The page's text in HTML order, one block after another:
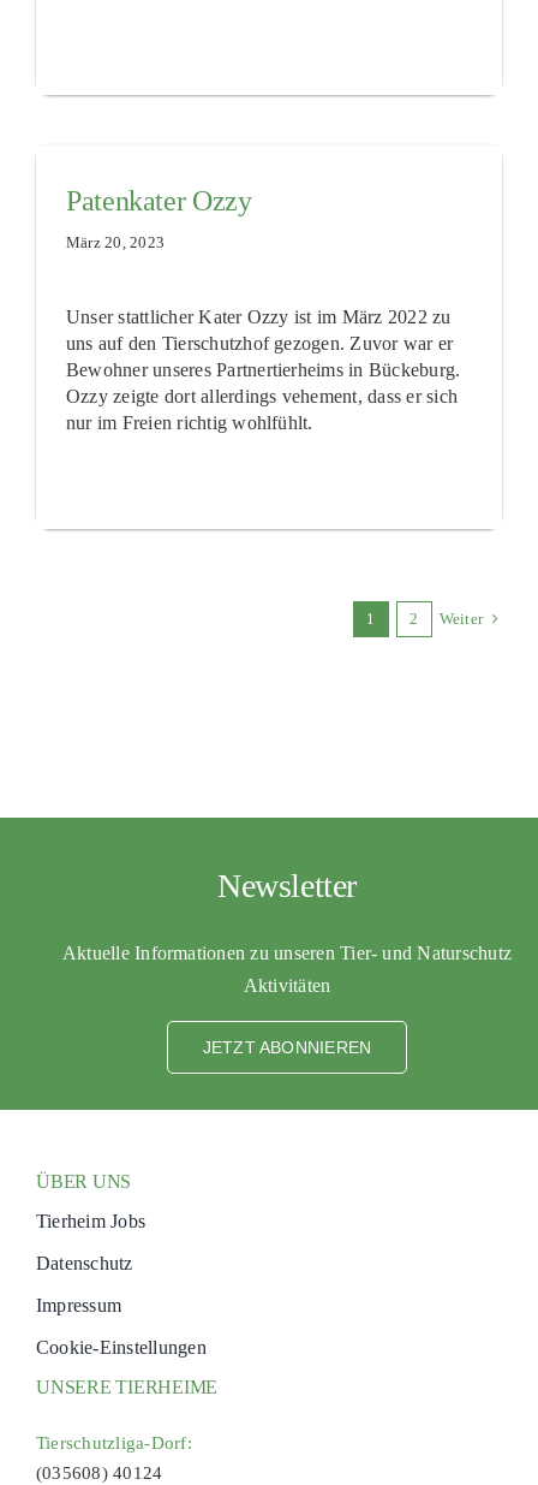
Patenkater Ozzy
März 20, 2023
Unser stattlicher Kater Ozzy ist im März 2022 zu
uns auf den Tierschutzhof gezogen. Zuvor war er
Bewohner unseres Partnertierheims in Bückeburg.
Ozzy zeigte dort allerdings vehement, dass er sich
nur im Freien richtig wohlfühlt.
1 2 Weiter
Newsletter
Aktuelle Informationen zu unseren Tier- und Naturschutz
Aktivitäten
JETZT ABONNIEREN
ÜBER UNS
Tierheim Jobs
Datenschutz
Impressum
Cookie-Einstellungen
UNSERE TIERHEIME
Tierschutzliga-Dorf:
(035608) 40124